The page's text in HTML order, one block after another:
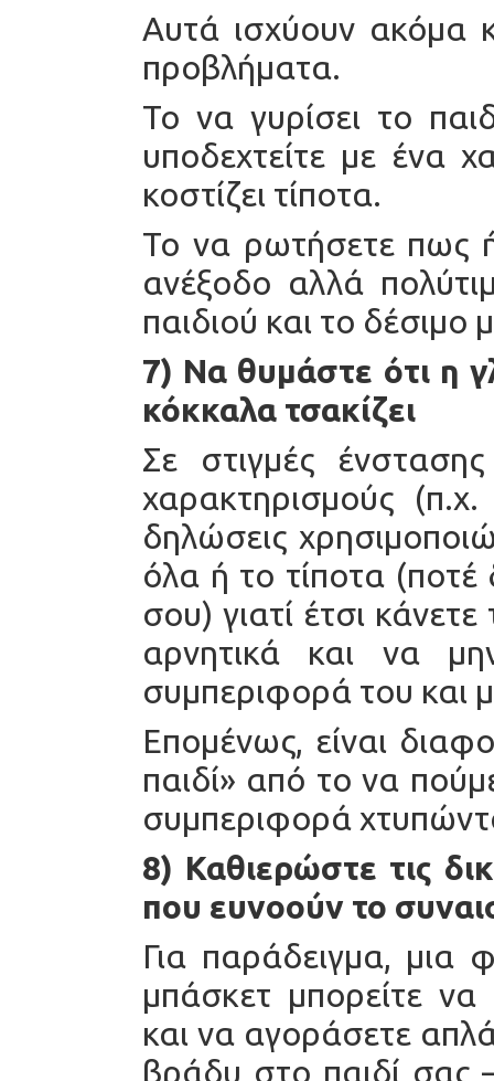
Αυτά ισχύουν ακόμα
προβλήματα.
Το να γυρίσει το
υποδεχτείτε με ένα
κοστίζει τίποτα.
Το να ρωτήσετε πως
ανέξοδο αλλά
παιδιού και το δέσιμο
7) Να θυμάστε ότι η
κόκκαλα τσακίζει
Σε στιγμές
χαρακτηρισμούς
δηλώσεις
όλα ή το τίποτα (ποτέ
σου) γιατί έτσι
αρνητικά και να
συμπεριφορά του και
Επομένως, είναι
παιδί» από το να
συμπεριφορά
8) Καθιερώστε τις
που ευνοούν το
Για παράδειγμα,
μπάσκετ μπορείτε
και να αγοράσετε
βράδυ στο παιδί σας